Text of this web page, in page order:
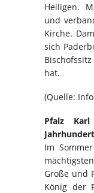
Heiligen.
und
Kirche.
sich
hat.
(Quelle:
Pfalz
Im
Große und
König der